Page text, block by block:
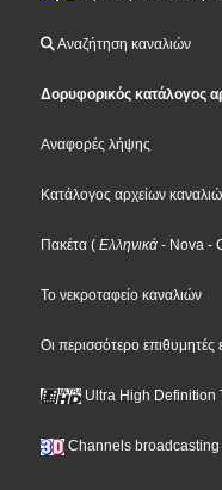
Αναζήτηση καναλιών
Δορυφορικός κατάλογος
Αναφορές λήψης
Κατάλογος αρχείων
Πακέτα ( Ελληνικά - Nova -
Το νεκροταφείο καναλιών
Οι περισσότερο επιθυμητές
Ultra High Definition
Channels broadcasting